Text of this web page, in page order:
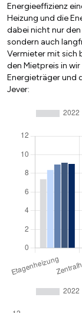
Energieeffizienz
Heizung und die
dabei nicht nur
sondern auch
Vermieter mit sich
den Mietpreis in
Energieträger und
Jever: